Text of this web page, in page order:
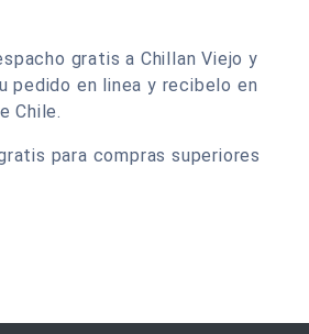
gratis a Chillan Viejo y
pedido en linea y recibelo en
Chile.
para compras superiores